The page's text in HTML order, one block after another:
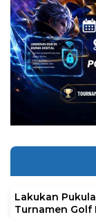
Lakukan
Turnamen Golf